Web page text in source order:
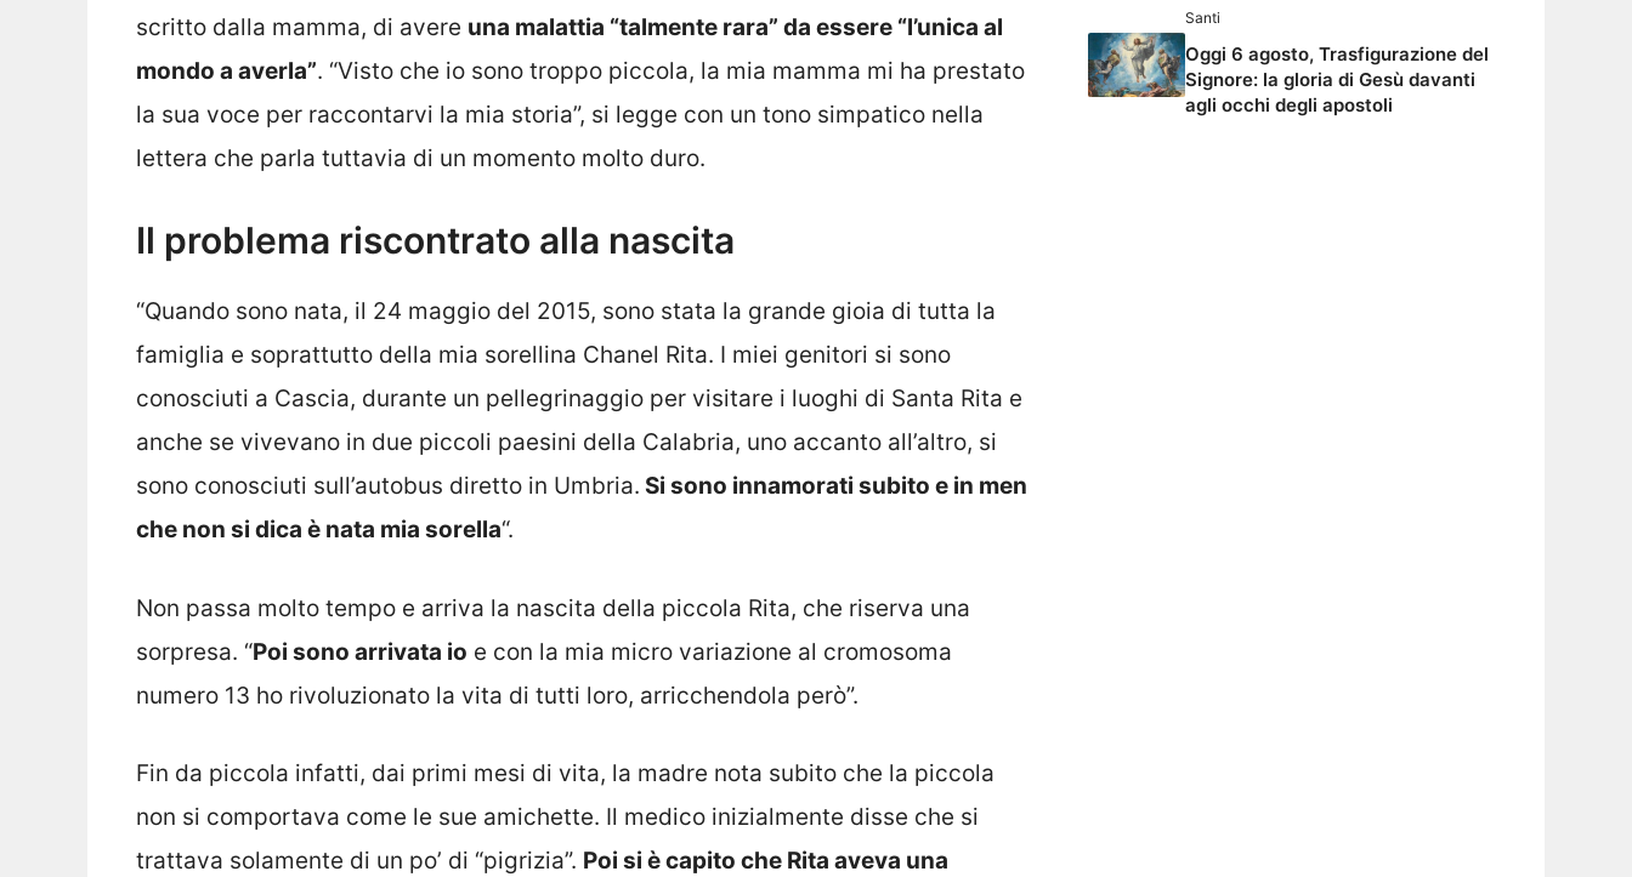
scritto dalla mamma, di avere una malattia “talmente rara” da essere “l’unica al
mondo a averla”. “Visto che io sono troppo piccola, la mia mamma mi ha prestato
la sua voce per raccontarvi la mia storia”, si legge con un tono simpatico nella
lettera che parla tuttavia di un momento molto duro.
Il problema riscontrato alla nascita
“Quando sono nata, il 24 maggio del 2015, sono stata la grande gioia di tutta la
famiglia e soprattutto della mia sorellina Chanel Rita. I miei genitori si sono
conosciuti a Cascia, durante un pellegrinaggio per visitare i luoghi di Santa Rita e
anche se vivevano in due piccoli paesini della Calabria, uno accanto all’altro, si
sono conosciuti sull’autobus diretto in Umbria. Si sono innamorati subito e in men
che non si dica è nata mia sorella“.
Non passa molto tempo e arriva la nascita della piccola Rita, che riserva una
sorpresa. “Poi sono arrivata io e con la mia micro variazione al cromosoma
numero 13 ho rivoluzionato la vita di tutti loro, arricchendola però”.
Fin da piccola infatti, dai primi mesi di vita, la madre nota subito che la piccola
non si comportava come le sue amichette. Il medico inizialmente disse che si
trattava solamente di un po’ di “pigrizia”. Poi si è capito che Rita aveva una
Santi
Oggi 6 agosto, Trasfigurazione del
Signore: la gloria di Gesù davanti
agli occhi degli apostoli